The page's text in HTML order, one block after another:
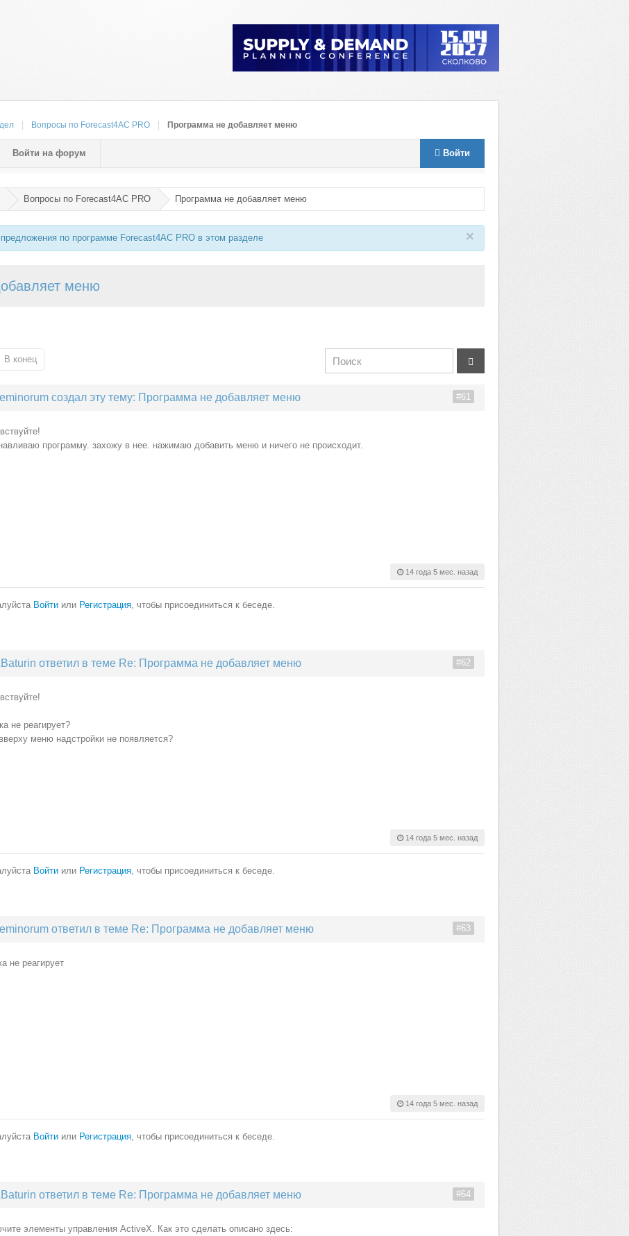
Вопросы по Forecast4AC PRO Программа не добавляет меню
Войти на форум Войти
Вопросы по Forecast4AC PRO Программа не добавляет меню
×
по программе Forecast4AC PRO в этом разделе
меню
В конец
создал эту тему: Программа не добавляет меню
программу. захожу в нее. нажимаю добавить меню и ничего не происходит.
14 года 5 мес. назад
#61
Войти или Регистрация, чтобы присоединиться к беседе.
ответил в теме Re: Программа не добавляет меню
не реагирует?
меню надстройки не появляется?
14 года 5 мес. назад
#62
Войти или Регистрация, чтобы присоединиться к беседе.
ответил в теме Re: Программа не добавляет меню
не реагирует
14 года 5 мес. назад
#63
Войти или Регистрация, чтобы присоединиться к беседе.
ответил в теме Re: Программа не добавляет меню
элементы управления ActiveX. Как это сделать описано здесь:
#64